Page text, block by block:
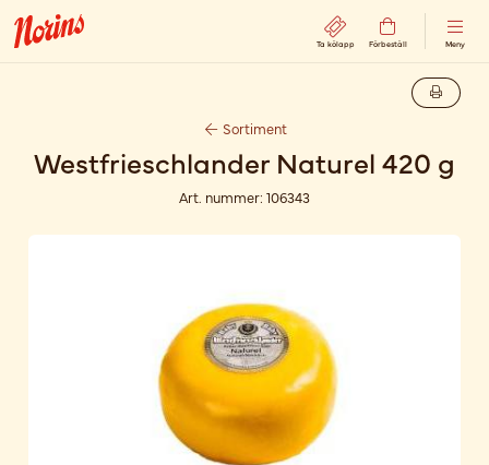
Ta kölapp Förbeställ Meny
Sortiment
Westfrieschlander Naturel 420 g
Art. nummer: 106343